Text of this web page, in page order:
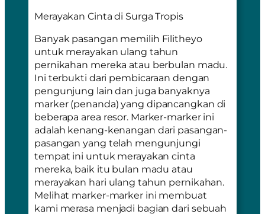
Merayakan Cinta di Surga Tropis
Banyak pasangan memilih Filitheyo
untuk merayakan ulang tahun
pernikahan mereka atau berbulan madu.
Ini terbukti dari pembicaraan dengan
pengunjung lain dan juga banyaknya
marker(penanda) yang dipancangkan di
beberapa area resor. Marker-marker ini
adalah kenang-kenangan dari pasangan-
pasangan yang telah mengunjungi
tempat ini untuk merayakan cinta
mereka, baik itu bulan madu atau
merayakan hari ulang tahun pernikahan.
Melihat marker-marker ini membuat
kami merasa menjadi bagian dari sebuah